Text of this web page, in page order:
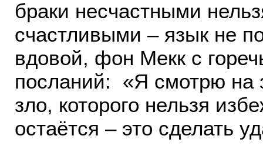
браки несчастными
счастливыми – язык не
вдовой, фон Мекк с
посланий: «Я смотрю на
зло, которого нельзя
остаётся – это сделать